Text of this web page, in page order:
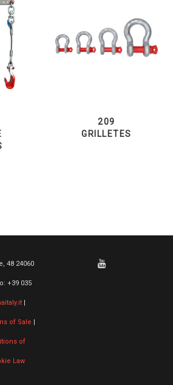
209
GRILLETES
48 24060
+39 035
|
of Sale |
of
Law